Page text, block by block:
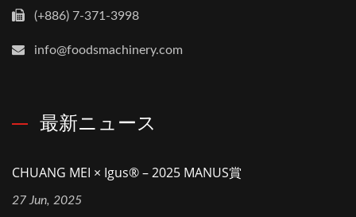
(+886) 7-371-3998
info@foodsmachinery.com
最新ニュース
CHUANG MEI × Igus® – 2025 MANUS賞
27 Jun, 2025